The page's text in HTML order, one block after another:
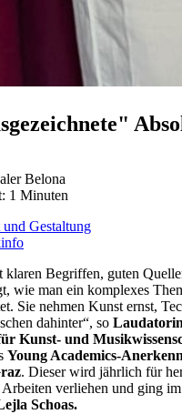
Belona
1 Minuten
Gestaltung
klaren Begriffen, guten
wie man ein komplexes
Sie nehmen Kunst ernst,
dahinter“, so
Kunst- und
Young Academics-
. Dieser wird jährlich für
Arbeiten verliehen und ging
Schoas.